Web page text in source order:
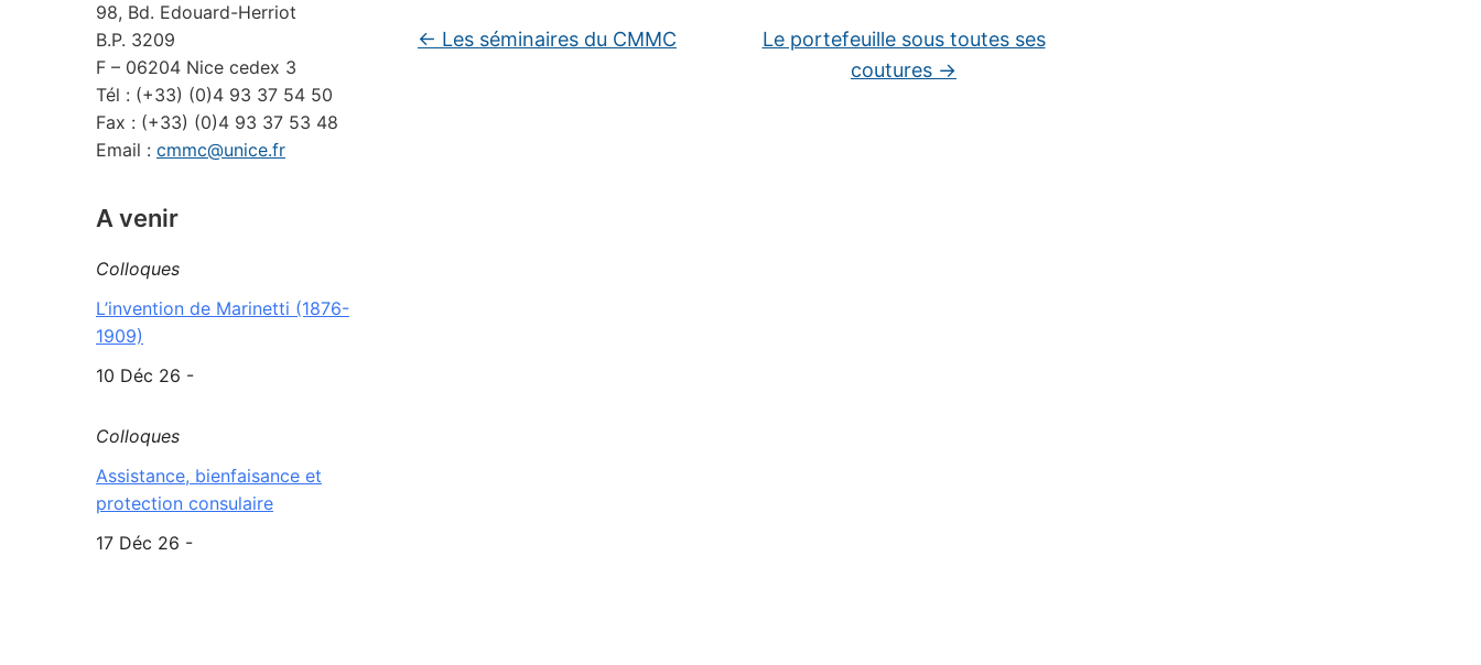
98, Bd. Edouard-Herriot
B.P. 3209
F – 06204 Nice cedex 3
Tél : (+33) (0)4 93 37 54 50
Fax : (+33) (0)4 93 37 53 48
Email : cmmc@unice.fr
A venir
Colloques
L’invention de Marinetti (1876-
1909)
10 Déc 26 -
Colloques
Assistance, bienfaisance et
protection consulaire
17 Déc 26 -
← Les séminaires du CMMC
Le portefeuille sous toutes ses
coutures →